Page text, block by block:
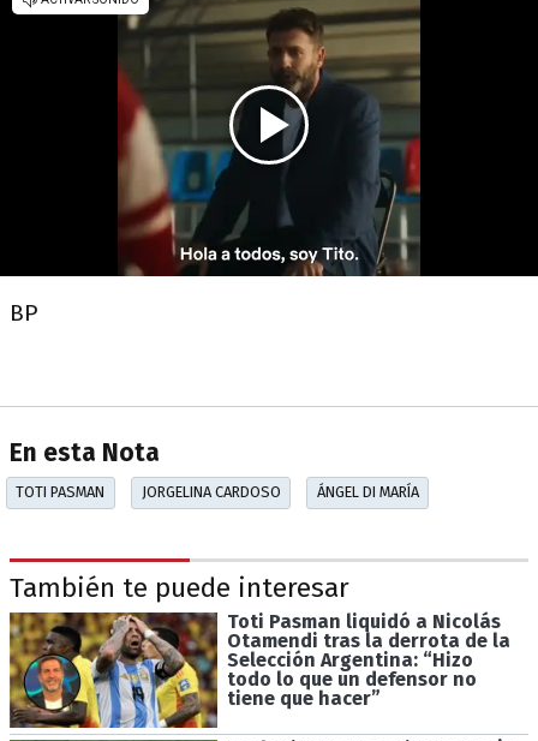
BP
En esta Nota
TOTI PASMAN JORGELINA CARDOSO ÁNGEL DI MARÍA
También te puede interesar
Toti Pasman liquidó a Nicolás
Otamendi tras la derrota de la
Selección Argentina: “Hizo
todo lo que un defensor no
tiene que hacer”